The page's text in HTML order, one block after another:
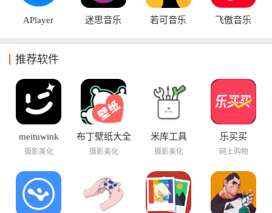
APlayer 迷思音乐 若可音乐 飞傲音乐
推荐软件
meituwink
摄影美化
布丁壁纸大全
摄影美化
米库工具
摄影美化
乐买买
网上购物